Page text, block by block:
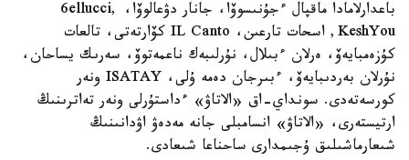
باعدارلامادا ماقپال ءجۇنىسوۆا، جانار دۋعالوۆا، 6ellucci,
KeshYou, اسحات تارعىن، IL Canto كۆارتەتى، تالعات
كۇزەمبايەۆ، ەرلان ءبىلال، نۇرلىبەك ناعمەتوۆ، سەرىك يساحان،
نۇرلان بەردىبايەۆ، ءبىرجان دەمە ۇلى، ISATAY ونەر
كورسەتەدى. سونداي-اق «الاتاۋ» ءداستۇرلى ونەر تەاترىنىڭ
ارتيستەرى، «الاتاۋ» انسامبلى جانە مەدەۋ اۋدانىنىڭ
شىعارماشىلىق ۇجىمدارى ساحناعا شىعادى.